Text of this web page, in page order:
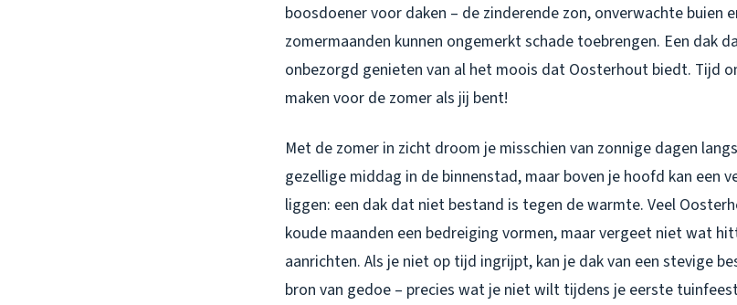
boosdoener voor daken – de zinderende zon, onverwachte buien
zomermaanden kunnen ongemerkt schade toebrengen. Een dak
onbezorgd genieten van al het moois dat Oosterhout biedt. Tijd
maken voor de zomer als jij bent!
Met de zomer in zicht droom je misschien van zonnige dagen
gezellige middag in de binnenstad, maar boven je hoofd kan een
liggen: een dak dat niet bestand is tegen de warmte. Veel
koude maanden een bedreiging vormen, maar vergeet niet wat
aanrichten. Als je niet op tijd ingrijpt, kan je dak van een stevige
bron van gedoe – precies wat je niet wilt tijdens je eerste